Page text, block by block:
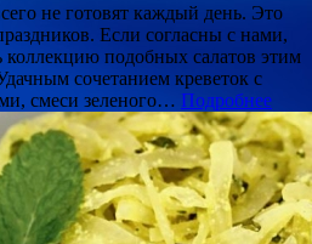
не готовят каждый день. Это
Если согласны с нами,
коллекцию подобных салатов этим
сочетанием креветок с
смеси зеленого… Подробнее